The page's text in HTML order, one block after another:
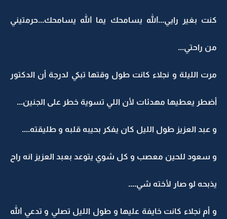
كنت بغير رايي...الله يسامحك يما الله يسامحك...حرمتيني
من راحتي...
مرت الليلة و نجلاء كانت طول وقتها تبكي لدرجة أن الدكتور
أضطر يعطيها مهدئات لأن اللي تسوية خطر على الجنين...
و عبد العزيز طول الليل كان يفكر بحيبه قلبه و طليقته....
و سعود للحين معصب و كل شوي يتوعد بعبد العزيز انه راح
يذبحه لو صار لأخته شي....
و أم نجلاء كانت خايفة عليها و طول الليل تصلي و تدعي الله